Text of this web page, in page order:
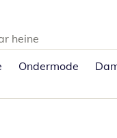
heine
Ondermode